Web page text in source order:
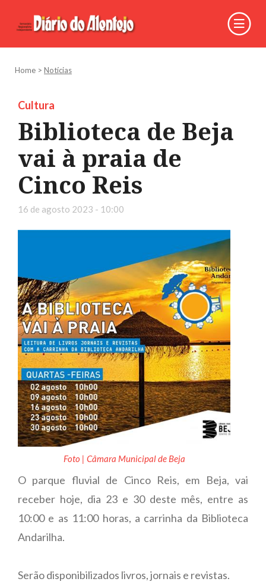
Home > Notícias
Cultura
Biblioteca de Beja
vai à praia de
Cinco Reis
16 de agosto 2023 - 10:00
Foto | Câmara Municipal de Beja
O parque fluvial de Cinco Reis, em Beja, vai
receber hoje, dia 23 e 30 deste mês, entre as
10:00 e as 11:00 horas, a carrinha da Biblioteca
Andarilha.
Serão disponibilizados livros, jornais e revistas.